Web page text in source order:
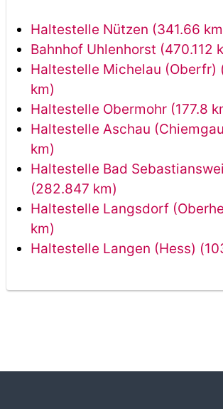
Haltestelle Nützen (341.66
Bahnhof Uhlenhorst (470.112
Haltestelle Michelau (Oberfr)
km)
Haltestelle Obermohr (177.8
Haltestelle Aschau
km)
Haltestelle Bad
(282.847 km)
Haltestelle Langsdorf
km)
Haltestelle Langen (Hess)